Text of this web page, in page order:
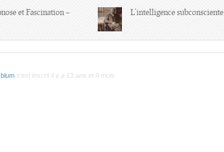
et Fascination –
L’intelligence subconsciente
Colloque Hypnoses 2013 – Compte-
blum s'est inscrit il y a 13 ans et 4 mois